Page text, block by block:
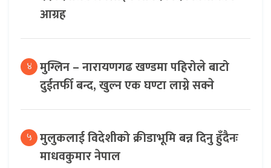
आग्रह
४ मुग्लिन – नारायणगढ खण्डमा पहिरोले बाटो
दुईतर्फी बन्द, खुल्न एक घण्टा लाग्ने सक्ने
५ मुलुकलाई विदेशीको क्रीडाभूमि बन्न दिनु हुँदैनः
माधवकुमार नेपाल